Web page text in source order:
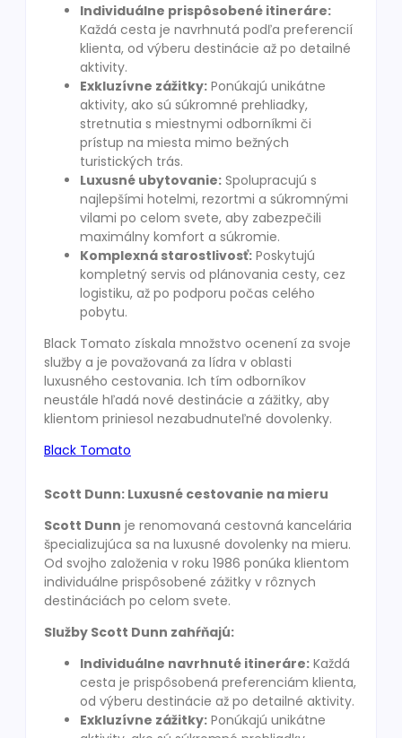
Individuálne prispôsobené itineráre:
Každá cesta je navrhnutá podľa preferencií
klienta, od výberu destinácie až po detailné
aktivity.
Exkluzívne zážitky: Ponúkajú unikátne
aktivity, ako sú súkromné prehliadky,
stretnutia s miestnymi odborníkmi či
prístup na miesta mimo bežných
turistických trás.
Luxusné ubytovanie: Spolupracujú s
najlepšími hotelmi, rezortmi a súkromnými
vilami po celom svete, aby zabezpečili
maximálny komfort a súkromie.
Komplexná starostlivosť: Poskytujú
kompletný servis od plánovania cesty, cez
logistiku, až po podporu počas celého
pobytu.
Black Tomato získala množstvo ocenení za svoje
služby a je považovaná za lídra v oblasti
luxusného cestovania. Ich tím odborníkov
neustále hľadá nové destinácie a zážitky, aby
klientom priniesol nezabudnuteľné dovolenky.
Black Tomato
Scott Dunn: Luxusné cestovanie na mieru
Scott Dunn je renomovaná cestovná kancelária
špecializujúca sa na luxusné dovolenky na mieru.
Od svojho založenia v roku 1986 ponúka klientom
individuálne prispôsobené zážitky v rôznych
destináciách po celom svete.
Služby Scott Dunn zahŕňajú:
Individuálne navrhnuté itineráre: Každá
cesta je prispôsobená preferenciám klienta,
od výberu destinácie až po detailné aktivity.
Exkluzívne zážitky: Ponúkajú unikátne